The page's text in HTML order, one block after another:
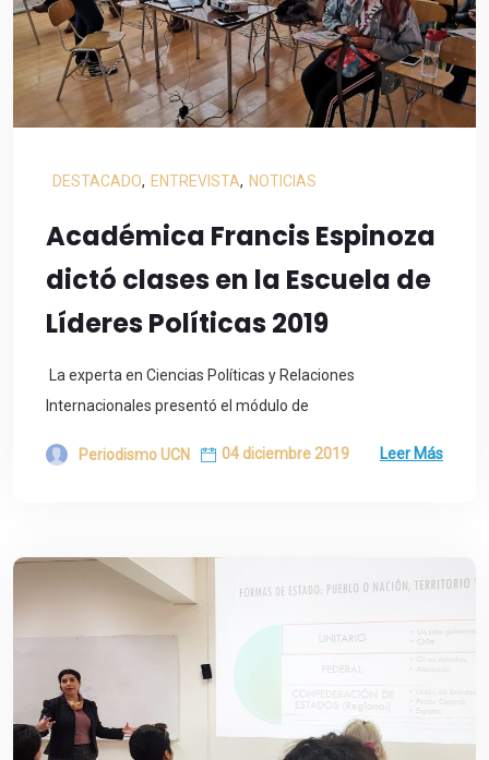
DESTACADO, ENTREVISTA, NOTICIAS
Académica Francis Espinoza
dictó clases en la Escuela de
Líderes Políticas 2019
La experta en Ciencias Políticas y Relaciones
Internacionales presentó el módulo de
Periodismo UCN 04 diciembre 2019 Leer Más